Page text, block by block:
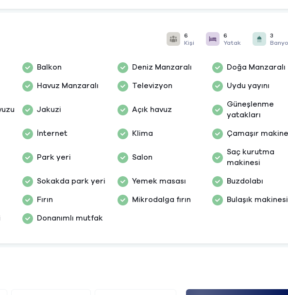
6
Kişi
6
Yatak
3
Banyo
Balkon Deniz Manzaralı Doğa Manzaralı
Havuz Manzaralı Televizyon Uydu yayını
Jakuzi Açık havuz
Güneşlenme
yatakları
İnternet Klima Çamaşır
Park yeri Salon
Saç kurutma
makinesi
Sokakda park yeri Yemek masası Buzdolabı
Fırın Mikrodalga fırın Bulaşık makinesi
Donanımlı mutfak